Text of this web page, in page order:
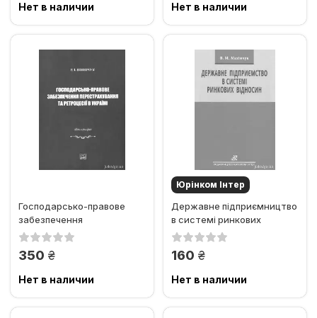
Нет в наличии Нет в наличии
Господарсько-правове
забезпечення
перестрахування та
350 грн.
Нет в наличии
Юрінком Iнтер
Державне підприємництво
в системі ринкових
відносин
160 грн.
Нет в наличии